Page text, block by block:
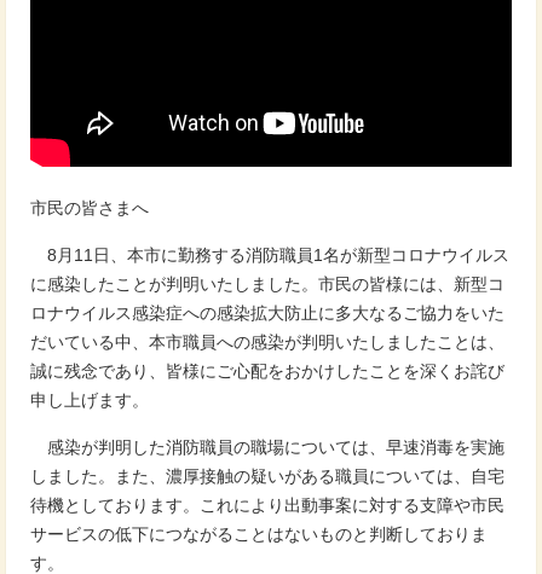
市民の皆さまへ
8月11日、本市に勤務する消防職員1名が新型コロナウイルス
に感染したことが判明いたしました。市民の皆様には、新型コ
ロナウイルス感染症への感染拡大防止に多大なるご協力をいた
だいている中、本市職員への感染が判明いたしましたことは、
誠に残念であり、皆様にご心配をおかけしたことを深くお詫び
申し上げます。
感染が判明した消防職員の職場については、早速消毒を実施
しました。また、濃厚接触の疑いがある職員については、自宅
待機としております。これにより出動事案に対する支障や市民
サービスの低下につながることはないものと判断しておりま
す。